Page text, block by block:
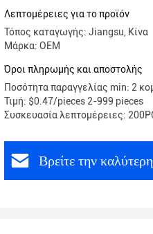
Λεπτομέρειες για το προϊόν
Τόπος καταγωγής: Jiangsu, Κίνα
Μάρκα: OEM
Όροι πληρωμής και αποστολής
Ποσότητα παραγγελίας min: 2
Τιμή: $0.47/pieces 2-999 pieces
Συσκευασία λεπτομέρειες:
Βρείτε την